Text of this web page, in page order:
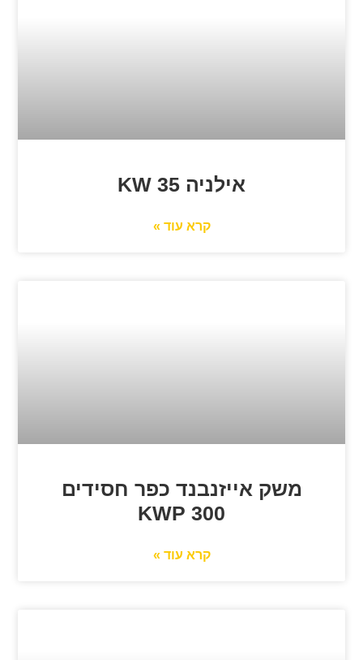
אילניה KW 35
קרא עוד »
משק אייזנבנד כפר חסידים
300 KWP
קרא עוד »